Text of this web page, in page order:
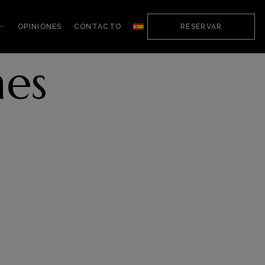
OPINIONES CONTACTO RESERVAR